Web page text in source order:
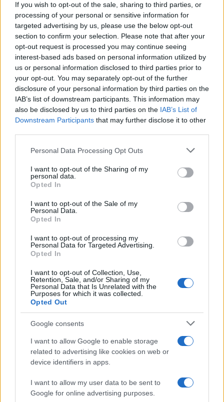
If you wish to opt-out of the sale, sharing to third parties, or
processing of your personal or sensitive information for
targeted advertising by us, please use the below opt-out
section to confirm your selection. Please note that after your
opt-out request is processed you may continue seeing
interest-based ads based on personal information utilized by
us or personal information disclosed to third parties prior to
your opt-out. You may separately opt-out of the further
disclosure of your personal information by third parties on the
IAB’s list of downstream participants. This information may
also be disclosed by us to third parties on the IAB’s List of
Downstream Participants that may further disclose it to other
Please note that this website/app uses one or more Google
not limited to your visit or usage behaviour. You may click to
grant or deny consent to Google and its third-party tags to
use your data for below specified purposes in below Google
consent section.
Personal Data Processing Opt Outs
I want to opt-out of the Sharing of my
personal data.
Opted In
I want to opt-out of the Sale of my
Personal Data.
Opted In
I want to opt-out of processing my
Personal Data for Targeted Advertising.
Opted In
I want to opt-out of Collection, Use,
Retention, Sale, and/or Sharing of my
Personal Data that Is Unrelated with the
Purposes for which it was collected.
Opted Out
Google consents
I want to allow Google to enable storage
related to advertising like cookies on web or
device identifiers in apps.
I want to allow my user data to be sent to
Google for online advertising purposes.
Sigue leyendo
Cómo evaluar un exchange de criptomonedas: licencias,
seguridad y más
Diego Martín · 10 Ago 2026
El euro se debilita frente al dólar mientras las criptomonedas
Lucía Herrera · 10 Ago 2026